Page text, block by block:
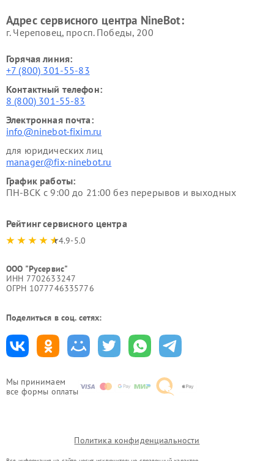
Мы принимаем
все формы оплаты
Адрес сервисного центра NineBot:
г. Череповец, просп. Победы, 200
Горячая линия:
+7 (800) 301-55-83
Контактный телефон:
8 (800) 301-55-83
Электронная почта:
info@ninebot-fixim.ru
для юридических лиц
manager@fix-ninebot.ru
График работы:
ПН-ВСК с 9:00 до 21:00 без перерывов и выходных
Рейтинг сервисного центра
4.9-5.0
ООО "Русервис"
ИНН 7702633247
ОГРН 1077746335776
Поделиться в соц. сетях:
Политика конфиденциальности